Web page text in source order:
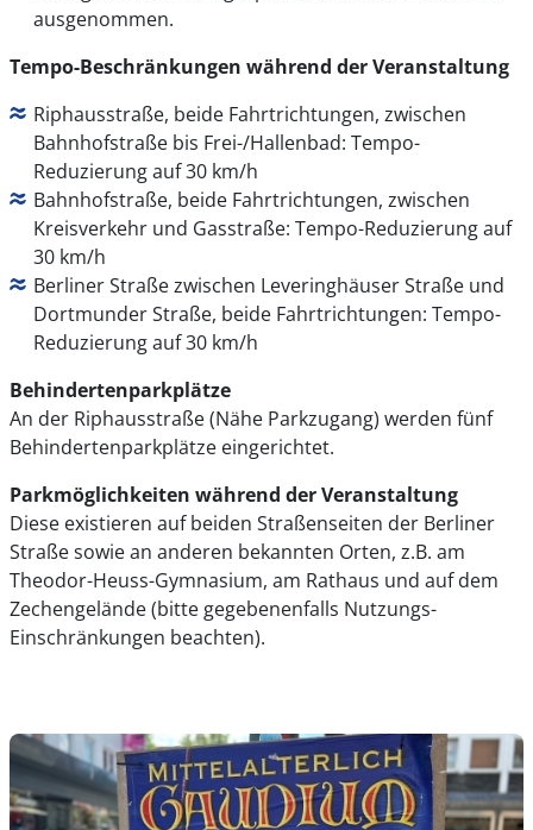
ausgenommen.
Tempo-Beschränkungen während der Veranstaltung
Riphausstraße, beide Fahrtrichtungen, zwischen
Bahnhofstraße bis Frei-/Hallenbad: Tempo-
Reduzierung auf 30 km/h
Bahnhofstraße, beide Fahrtrichtungen, zwischen
Kreisverkehr und Gasstraße: Tempo-Reduzierung auf
30 km/h
Berliner Straße zwischen Leveringhäuser Straße und
Dortmunder Straße, beide Fahrtrichtungen: Tempo-
Reduzierung auf 30 km/h
Behindertenparkplätze
An der Riphausstraße (Nähe Parkzugang) werden fünf
Behindertenparkplätze eingerichtet.
Parkmöglichkeiten während der Veranstaltung
Diese existieren auf beiden Straßenseiten der Berliner
Straße sowie an anderen bekannten Orten, z.B. am
Theodor-Heuss-Gymnasium, am Rathaus und auf dem
Zechengelände (bitte gegebenenfalls Nutzungs-
Einschränkungen beachten).